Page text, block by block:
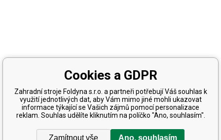
Cookies a GDPR
Zahradní stroje Foldyna s.r.o. a partneři potřebují Váš souhlas k
využití jednotlivých dat, aby Vám mimo jiné mohli ukazovat
informace týkající se Vašich zájmů pomocí personalizace
reklam. Souhlas udělíte kliknutím na políčko "Ano, souhlasím".
Zamítnout vše Ano, souhlasím